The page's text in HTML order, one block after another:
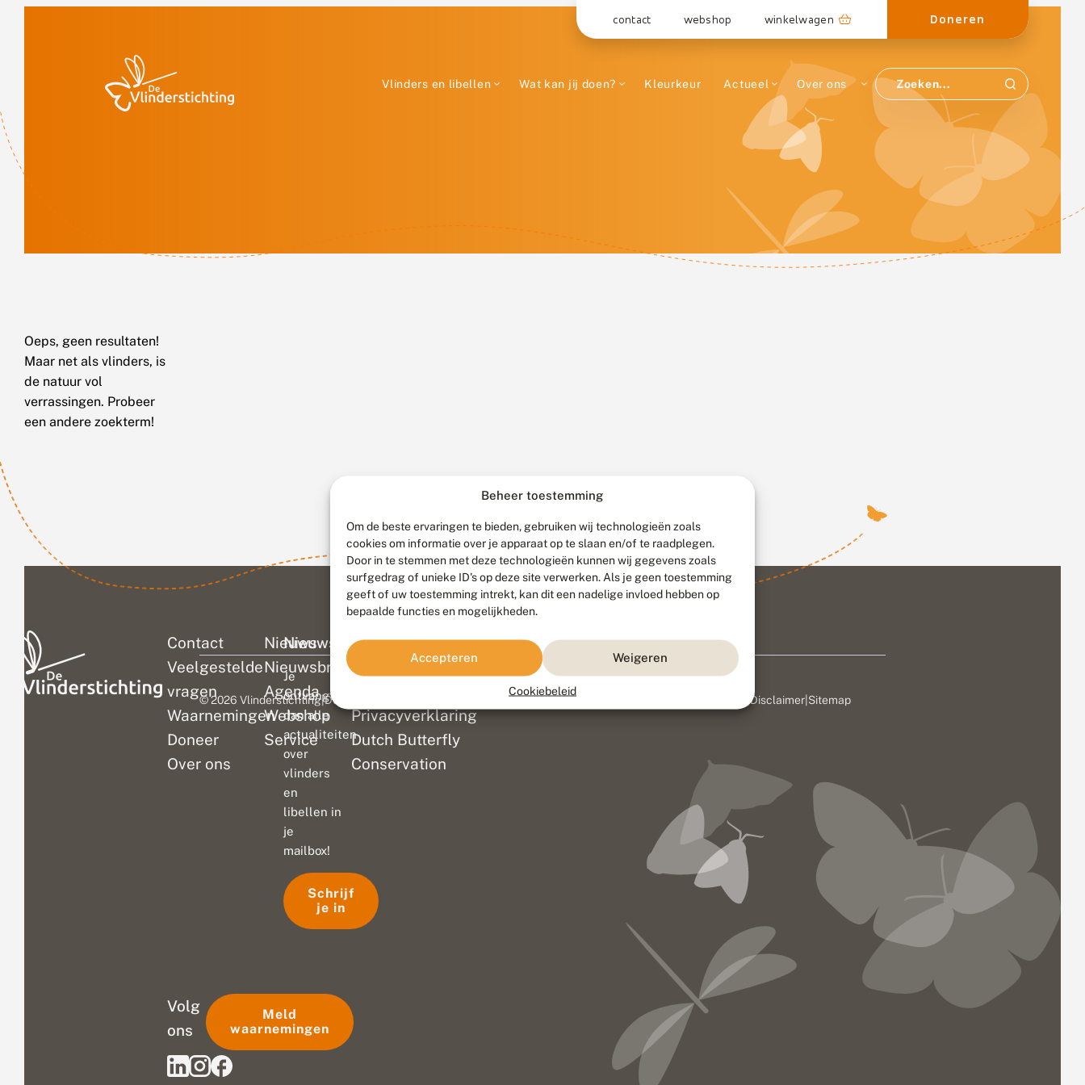
Beheer toestemming
Om de beste ervaringen te bieden, gebruiken wij technologieën zoals
cookies om informatie over je apparaat op te slaan en/of te raadplegen.
Door in te stemmen met deze technologieën kunnen wij gegevens zoals
surfgedrag of unieke ID's op deze site verwerken. Als je geen toestemming
geeft of uw toestemming intrekt, kan dit een nadelige invloed hebben op
bepaalde functies en mogelijkheden.
Accepteren Weigeren
Cookiebeleid
contact webshop winkelwagen Doneren
Vlinders en libellen Wat kan jij doen? Kleurkeur Actueel Over ons
Oeps, geen resultaten!
Maar net als vlinders, is
de natuur vol
verrassingen. Probeer
een andere zoekterm!
Contact
Veelgestelde
vragen
Waarnemingen
Doneer
Over ons
Nieuws
Nieuwsbrief
Agenda
Webshop
Service
Colofon
Disclaimer
Privacyverklaring
Dutch Butterfly
Conservation
Nieuwsbrief
Je
ontvangt
dan alle
actualiteiten
over
vlinders
en
libellen in
je
mailbox!
Schrijf
je in
Volg
ons
Meld
waarnemingen
© 2026 Vlinderstichting|Duurzaam ontwikkeld door Go2People, ontworpen door Disclaimer Sitemap